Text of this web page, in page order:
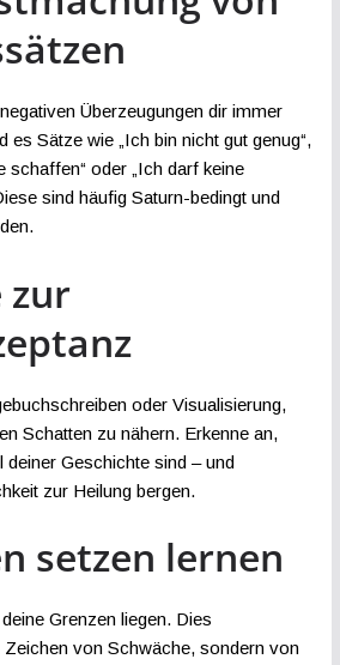
Überzeugungen dir immer
es Sätze wie „Ich bin nicht gut genug“,
schaffen“ oder „Ich darf keine
sind häufig Saturn-bedingt und
zur
oder Visualisierung,
Schatten zu nähern. Erkenne an,
deiner Geschichte sind – und
zur Heilung bergen.
setzen lernen
Grenzen liegen. Dies
Zeichen von Schwäche, sondern von